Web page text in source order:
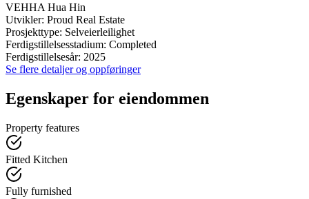
VEHHA Hua Hin
Utvikler: Proud Real Estate
Prosjekttype: Selveierleilighet
Ferdigstillelsesstadium: Completed
Ferdigstillelsesår: 2025
Se flere detaljer og oppføringer
Egenskaper for eiendommen
Property features
Fitted Kitchen
Fully furnished